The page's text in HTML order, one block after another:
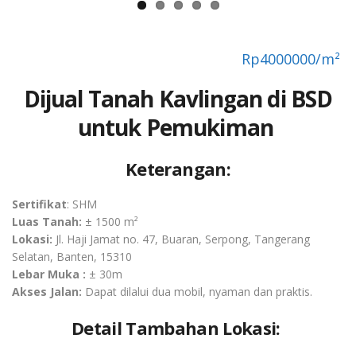
Rp4000000/m²
Dijual Tanah Kavlingan di BSD
untuk Pemukiman
Keterangan:
Sertifikat: SHM
Luas Tanah: ± 1500 m²
Lokasi: Jl. Haji Jamat no. 47, Buaran, Serpong, Tangerang
Selatan, Banten, 15310
Lebar Muka : ± 30m
Akses Jalan: Dapat dilalui dua mobil, nyaman dan praktis.
Detail Tambahan Lokasi: